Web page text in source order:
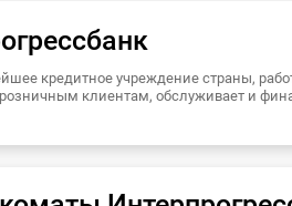
кредитное учреждение страны,
клиентам, обслуживает и